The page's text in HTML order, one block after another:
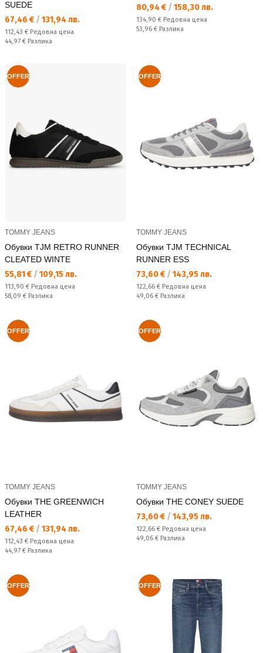
SUEDE
Текуща цена:
67,46 € / 131,94 лв.
Редовна цена:
112,43 € Редовна цена
Спестявате:
44,97 € Разлика
Текуща цена:
80,94 € / 158,30 лв.
Редовна цена:
134,90 € Редовна цена
Спестявате:
53,96 € Разлика
OFFER
TOMMY JEANS
Обувки TJM RETRO RUNNER
CLEATED WINTE
Текуща цена:
55,81 € / 109,15 лв.
Редовна цена:
113,90 € Редовна цена
Спестявате:
58,09 € Разлика
OFFER
TOMMY JEANS
Обувки TJM TECHNICAL
RUNNER ESS
Текуща цена:
73,60 € / 143,95 лв.
Редовна цена:
122,66 € Редовна цена
Спестявате:
49,06 € Разлика
OFFER
TOMMY JEANS
Обувки THE GREENWICH
LEATHER
Текуща цена:
67,46 € / 131,94 лв.
Редовна цена:
112,43 € Редовна цена
Спестявате:
44,97 € Разлика
OFFER
TOMMY JEANS
Обувки THE CONEY SUEDE
Текуща цена:
73,60 € / 143,95 лв.
Редовна цена:
122,66 € Редовна цена
Спестявате:
49,06 € Разлика
OFFER OFFER